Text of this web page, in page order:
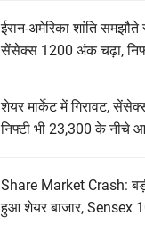
ईरान-अमेरिका शांति
सेंसेक्स 1200 अंक चढ़ा,
शेयर मार्केट में गिरावट,
निफ्टी भी 23,300 के नीचे
Share Market Crash:
हुआ शेयर बाजार, Sensex